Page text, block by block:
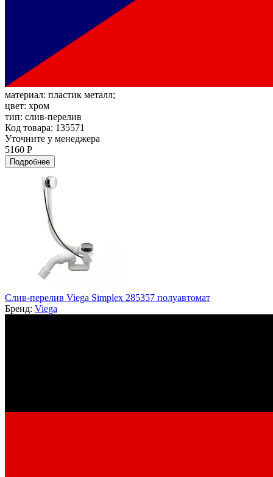
материал: пластик металл;
цвет: хром
тип: слив-перелив
Код товара: 135571
Уточните у менеджера
5160 Р
Подробнее
Слив-перелив Viega Simplex 285357 полуавтомат
Бренд: Viega